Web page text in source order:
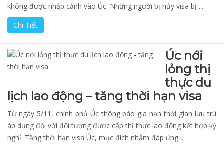
không được nhập cảnh vào Úc. Những người bị hủy visa bị ...
Chi Tiết
Úc nới
lỏng thị
thực du
lịch lao động – tăng thời hạn visa
Từ ngày 5/11, chính phủ Úc thông báo gia hạn thời gian lưu trú
áp dụng đối với đối tượng được cấp thị thực lao động kết hợp kỳ
nghỉ. Tăng thời hạn visa Úc, mục đích nhằm đáp ứng ...